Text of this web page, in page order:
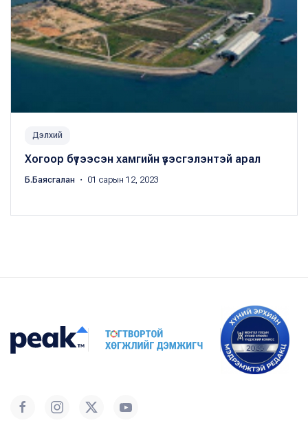
Дэлхий
Хогоор бүтээсэн хамгийн үзэсгэлэнтэй арал
Б.Баясгалан ・ 01 сарын 12, 2023